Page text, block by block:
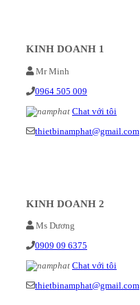
KINH DOANH 1
Mr Minh
0964 505 009
Chat với tôi
thietbinamphat@gmail.com
KINH DOANH 2
Ms Dương
0909 09 6375
Chat với tôi
thietbinamphat@gmail.com